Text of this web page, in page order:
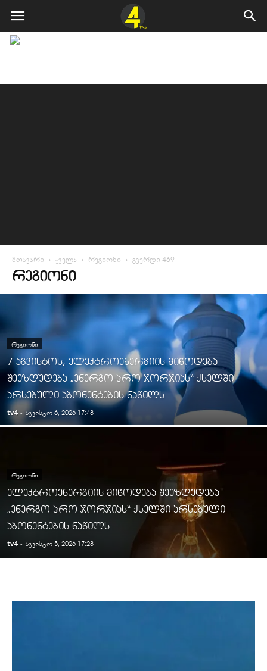
მთავარი ყველა რეგიონი გვერდი 469
ᲠᲔᲒᲘᲝᲜᲘ
ᲠᲔᲒᲘᲝᲜᲘ
7 აგვისტოს, ელექტროენერგიის მიწოდება
შეეზღუდება „ენერგო-პრო ჯორჯიას“ ქსელში
არსებული აბონენტების ნაწილს
tv4 - აგვისტო 6, 2026 17:48
ᲠᲔᲒᲘᲝᲜᲘ
ელექტროენერგიის მიწოდება შეეზღუდება
„ენერგო-პრო ჯორჯიას“ ქსელში არსებული
აბონენტების ნაწილს
tv4 - აგვისტო 5, 2026 17:28